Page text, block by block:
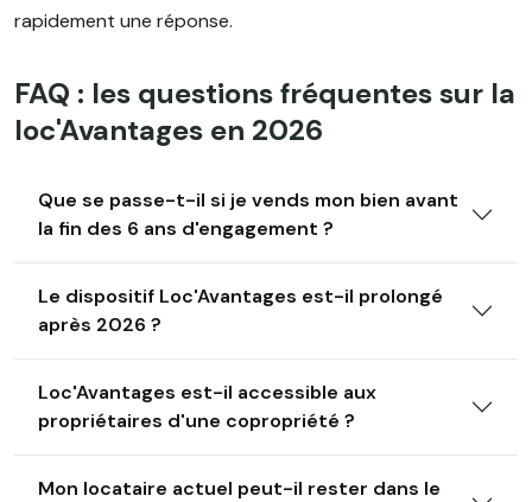
rapidement une réponse.
FAQ : les questions fréquentes sur la
loc'Avantages en 2026
Que se passe-t-il si je vends mon bien avant
la fin des 6 ans d'engagement ?
Le dispositif Loc'Avantages est-il prolongé
après 2026 ?
Loc'Avantages est-il accessible aux
propriétaires d'une copropriété ?
Mon locataire actuel peut-il rester dans le